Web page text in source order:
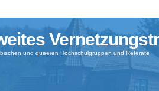
und queeren Hochschulgruppen und Referate